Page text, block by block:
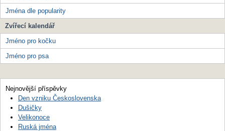
Jména dle popularity
Zvířecí kalendář
Jméno pro kočku
Jméno pro psa
Nejnovější příspěvky
Den vzniku Československa
Dušičky
Velikonoce
Ruská jména